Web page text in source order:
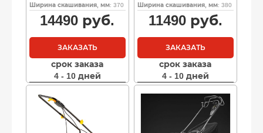
Ширина скашивания, мм: 370
14490 руб.
ЗАКАЗАТЬ
срок заказа
4 - 10 дней
Ширина скашивания, мм: 380
11490руб.
ЗАКАЗАТЬ
срок заказа
4 - 10 дней